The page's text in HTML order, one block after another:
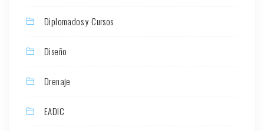
Diplomados y Cursos
Diseño
Drenaje
EADIC